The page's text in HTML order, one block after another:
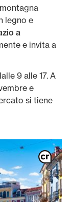
legno e
a
e invita a
9 alle 17. A
e
si tiene